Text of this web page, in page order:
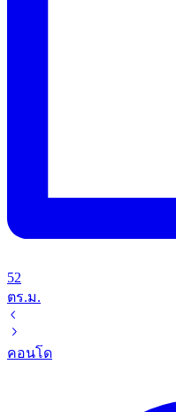
52
ตร.ม.
คอนโด